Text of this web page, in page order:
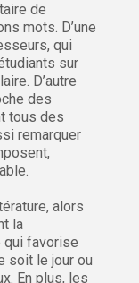
de
mots. D’une
qui
sur
D’autre
des
tous des
remarquer
alors
la
qui favorise
soit le jour ou
En plus, les